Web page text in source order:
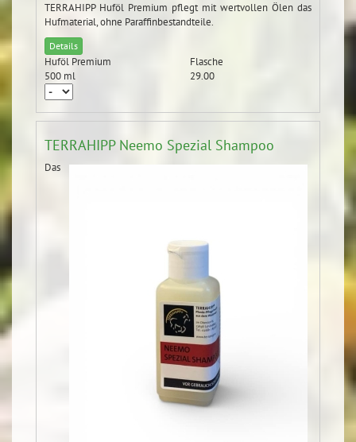
TERRAHIPP Huföl Premium pflegt mit wertvollen Ölen das
Hufmaterial, ohne Paraffinbestandteile.
Details
Huföl Premium
Flasche
500 ml
29.00
TERRAHIPP Neemo Spezial Shampoo
Das